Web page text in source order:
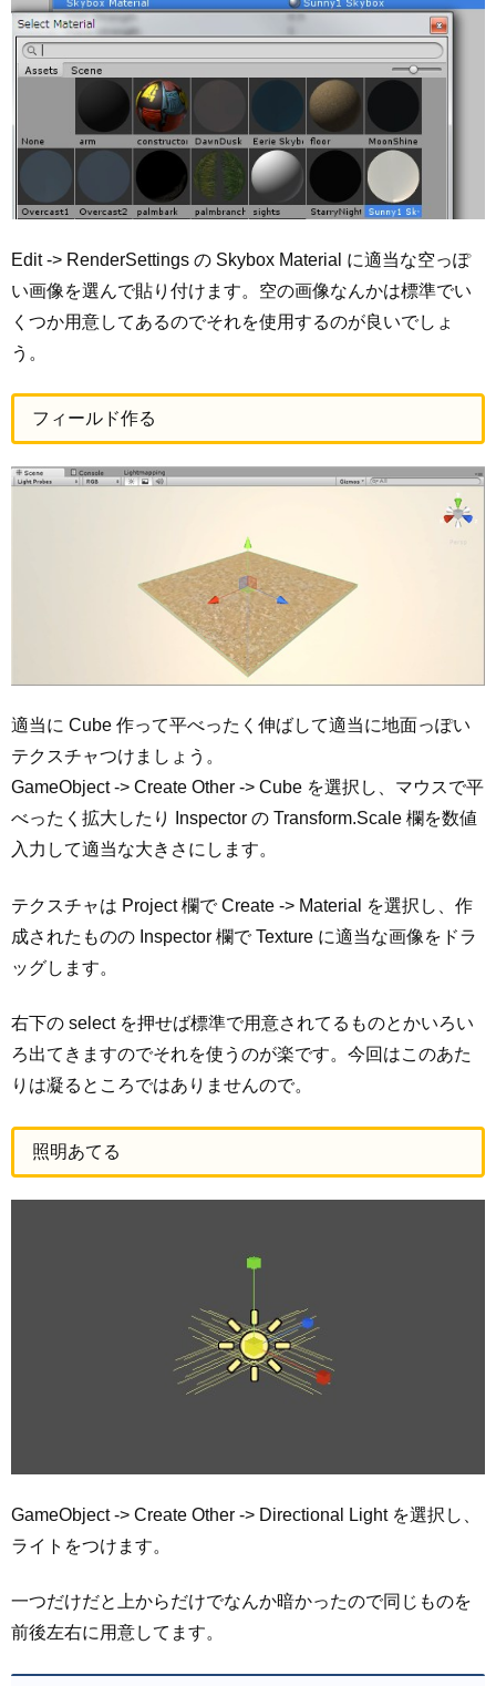
Edit -> RenderSettings の Skybox Material に適当な空っぽ
い画像を選んで貼り付けます。空の画像なんかは標準でい
くつか用意してあるのでそれを使用するのが良いでしょ
う。
フィールド作る
適当に Cube 作って平べったく伸ばして適当に地面っぽい
テクスチャつけましょう。
GameObject -> Create Other -> Cube を選択し、マウスで平
べったく拡大したり Inspector の Transform.Scale 欄を数値
入力して適当な大きさにします。
テクスチャは Project 欄で Create -> Material を選択し、作
成されたものの Inspector 欄で Texture に適当な画像をドラ
ッグします。
右下の select を押せば標準で用意されてるものとかいろい
ろ出てきますのでそれを使うのが楽です。今回はこのあた
りは凝るところではありませんので。
照明あてる
GameObject -> Create Other -> Directional Light を選択し、
ライトをつけます。
一つだけだと上からだけでなんか暗かったので同じものを
前後左右に用意してます。